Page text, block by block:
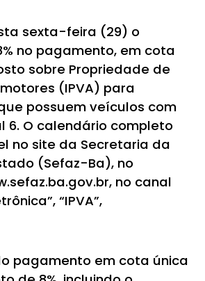
sexta-feira (29) o
no pagamento, em cota
sobre Propriedade de
(IPVA) para
possuem veículos com
6. O calendário completo
no site da Secretaria da
(Sefaz-Ba), no
no canal
“IPVA”,
pagamento em cota única